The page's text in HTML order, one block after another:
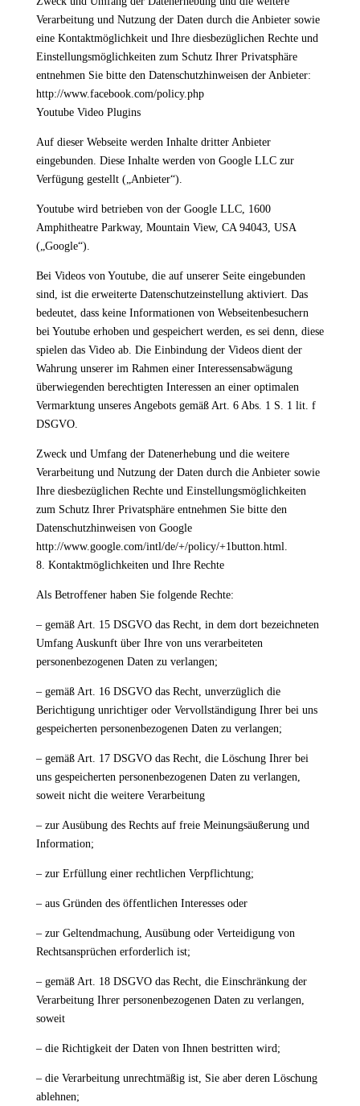
Verarbeitung und Nutzung der Daten durch die Anbieter sowie
eine Kontaktmöglichkeit und Ihre diesbezüglichen Rechte und
Einstellungsmöglichkeiten zum Schutz Ihrer Privatsphäre
entnehmen Sie bitte den Datenschutzhinweisen der Anbieter:
http://www.facebook.com/policy.php
Youtube Video Plugins
Auf dieser Webseite werden Inhalte dritter Anbieter
eingebunden. Diese Inhalte werden von Google LLC zur
Verfügung gestellt („Anbieter“).
Youtube wird betrieben von der Google LLC, 1600
Amphitheatre Parkway, Mountain View, CA 94043, USA
(„Google“).
Bei Videos von Youtube, die auf unserer Seite eingebunden
sind, ist die erweiterte Datenschutzeinstellung aktiviert. Das
bedeutet, dass keine Informationen von Webseitenbesuchern
bei Youtube erhoben und gespeichert werden, es sei denn, diese
spielen das Video ab. Die Einbindung der Videos dient der
Wahrung unserer im Rahmen einer Interessensabwägung
überwiegenden berechtigten Interessen an einer optimalen
Vermarktung unseres Angebots gemäß Art. 6 Abs. 1 S. 1 lit. f
DSGVO.
Zweck und Umfang der Datenerhebung und die weitere
Verarbeitung und Nutzung der Daten durch die Anbieter sowie
Ihre diesbezüglichen Rechte und Einstellungsmöglichkeiten
zum Schutz Ihrer Privatsphäre entnehmen Sie bitte den
Datenschutzhinweisen von Google
http://www.google.com/intl/de/+/policy/+1button.html.
8. Kontaktmöglichkeiten und Ihre Rechte
Als Betroffener haben Sie folgende Rechte:
– gemäß Art. 15 DSGVO das Recht, in dem dort bezeichneten
Umfang Auskunft über Ihre von uns verarbeiteten
personenbezogenen Daten zu verlangen;
– gemäß Art. 16 DSGVO das Recht, unverzüglich die
Berichtigung unrichtiger oder Vervollständigung Ihrer bei uns
gespeicherten personenbezogenen Daten zu verlangen;
– gemäß Art. 17 DSGVO das Recht, die Löschung Ihrer bei
uns gespeicherten personenbezogenen Daten zu verlangen,
soweit nicht die weitere Verarbeitung
– zur Ausübung des Rechts auf freie Meinungsäußerung und
Information;
– zur Erfüllung einer rechtlichen Verpflichtung;
– aus Gründen des öffentlichen Interesses oder
– zur Geltendmachung, Ausübung oder Verteidigung von
Rechtsansprüchen erforderlich ist;
– gemäß Art. 18 DSGVO das Recht, die Einschränkung der
Verarbeitung Ihrer personenbezogenen Daten zu verlangen,
soweit
– die Richtigkeit der Daten von Ihnen bestritten wird;
– die Verarbeitung unrechtmäßig ist, Sie aber deren Löschung
ablehnen;